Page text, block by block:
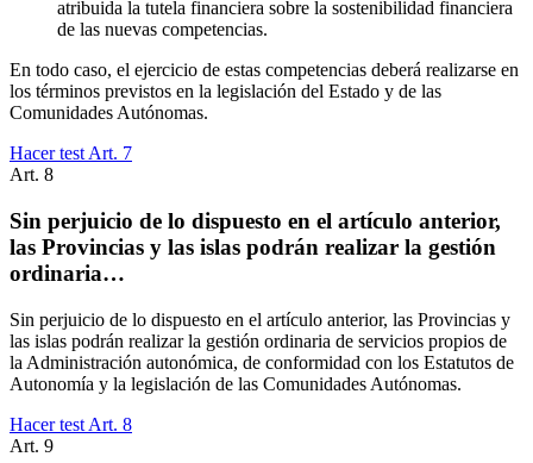
atribuida la tutela financiera sobre la sostenibilidad financiera
de las nuevas competencias.
En todo caso, el ejercicio de estas competencias deberá realizarse en
los términos previstos en la legislación del Estado y de las
Comunidades Autónomas.
Hacer test Art. 7
Art. 8
Sin perjuicio de lo dispuesto en el artículo anterior,
las Provincias y las islas podrán realizar la gestión
ordinaria…
Sin perjuicio de lo dispuesto en el artículo anterior, las Provincias y
las islas podrán realizar la gestión ordinaria de servicios propios de
la Administración autonómica, de conformidad con los Estatutos de
Autonomía y la legislación de las Comunidades Autónomas.
Hacer test Art. 8
Art. 9